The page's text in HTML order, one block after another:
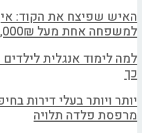
האיש שפיצח את הקוד:
למשפחה אחת מעל 100,000₪?
למה לימוד אנגלית לילדים
כך
יותר ויותר בעלי דירות
מרפסת פלדה תלויה